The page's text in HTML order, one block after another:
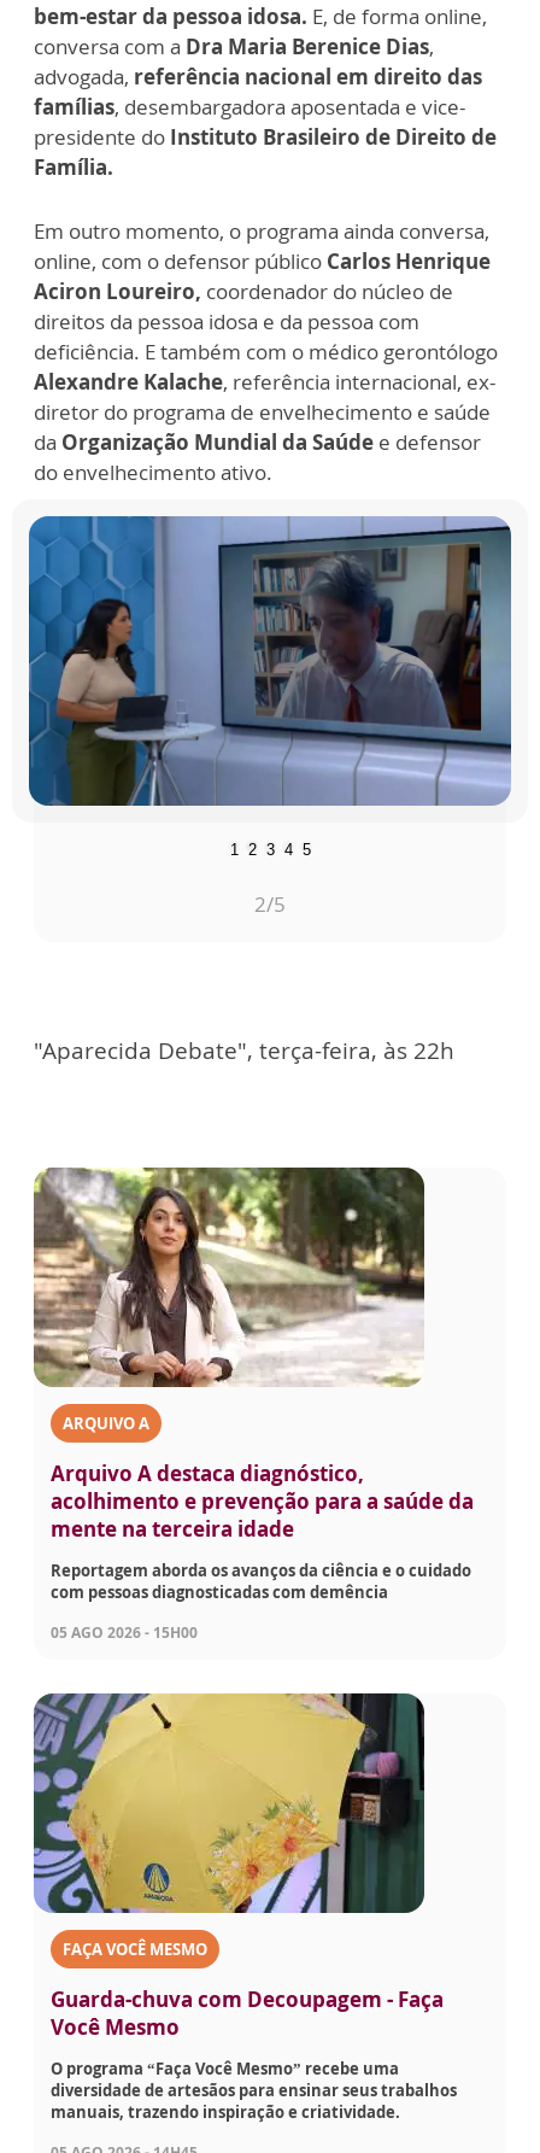
bem-estar da pessoa idosa. E, de forma online,
conversa com a Dra Maria Berenice Dias,
advogada, referência nacional em direito das
famílias, desembargadora aposentada e vice-
presidente do Instituto Brasileiro de Direito de
Família.
Em outro momento, o programa ainda conversa,
online, com o defensor público Carlos Henrique
Aciron Loureiro, coordenador do núcleo de
direitos da pessoa idosa e da pessoa com
deficiência. E também com o médico gerontólogo
Alexandre Kalache, referência internacional, ex-
diretor do programa de envelhecimento e saúde
da Organização Mundial da Saúde e defensor
do envelhecimento ativo.
1 2 3 4 5
2/5
"Aparecida Debate", terça-feira, às 22h
ARQUIVO A
Arquivo A destaca diagnóstico,
acolhimento e prevenção para a saúde da
mente na terceira idade
Reportagem aborda os avanços da ciência e o cuidado
com pessoas diagnosticadas com demência
05 AGO 2026 - 15H00
FAÇA VOCÊ MESMO
Guarda-chuva com Decoupagem - Faça
Você Mesmo
O programa “Faça Você Mesmo” recebe uma
diversidade de artesãos para ensinar seus trabalhos
manuais, trazendo inspiração e criatividade.